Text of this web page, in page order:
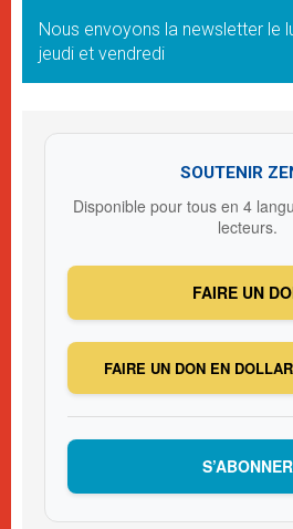
Nous envoyons la newsletter le
jeudi et vendredi
SOUTENIR
Disponible pour tous en 4
lecteurs.
FAIRE UN
FAIRE UN DON EN
S’ABONNER